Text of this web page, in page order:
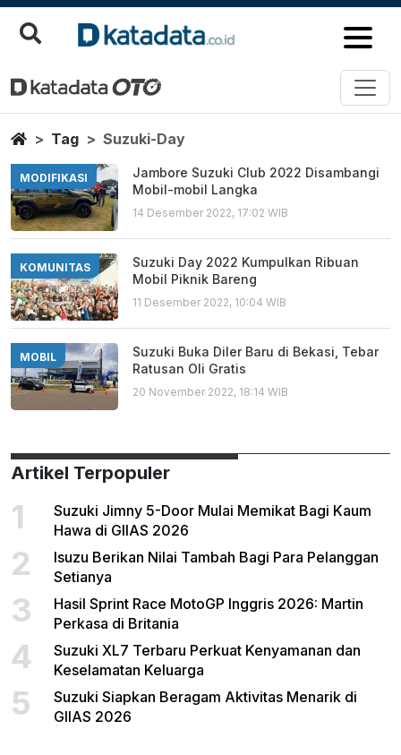
Suzuki Day
Berita Terbaru
HomeTag Suzuki-Day
MODIFIKASI
Jambore Suzuki Club 2022 Disambangi
Mobil-mobil Langka
14 Desember 2022, 17:02 WIB
KOMUNITAS
Suzuki Day 2022 Kumpulkan Ribuan
Mobil Piknik Bareng
11 Desember 2022, 10:04 WIB
MOBIL
Suzuki Buka Diler Baru di Bekasi, Tebar
Ratusan Oli Gratis
20 November 2022, 18:14 WIB
Artikel Terpopuler
1
Suzuki Jimny 5-Door Mulai Memikat Bagi Kaum
Hawa di GIIAS 2026
2
Isuzu Berikan Nilai Tambah Bagi Para Pelanggan
Setianya
3
Hasil Sprint Race MotoGP Inggris 2026: Martin
Perkasa di Britania
4
Suzuki XL7 Terbaru Perkuat Kenyamanan dan
Keselamatan Keluarga
5
Suzuki Siapkan Beragam Aktivitas Menarik di
GIIAS 2026